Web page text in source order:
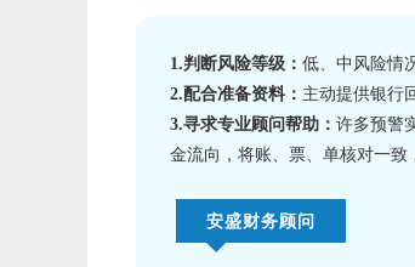
1.判断风险等级： 低、中风险情
2.配合准备资料： 主动提供银行
3.寻求专业顾问帮助： 许多预警
金流向，将账、票、单核对一致
安盛财务顾问